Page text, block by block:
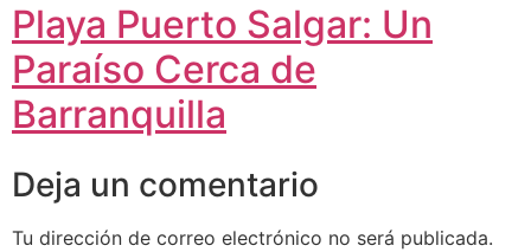
Playa Puerto Salgar: Un
Paraíso Cerca de
Barranquilla
Deja un comentario
Tu dirección de correo electrónico no será publicada.